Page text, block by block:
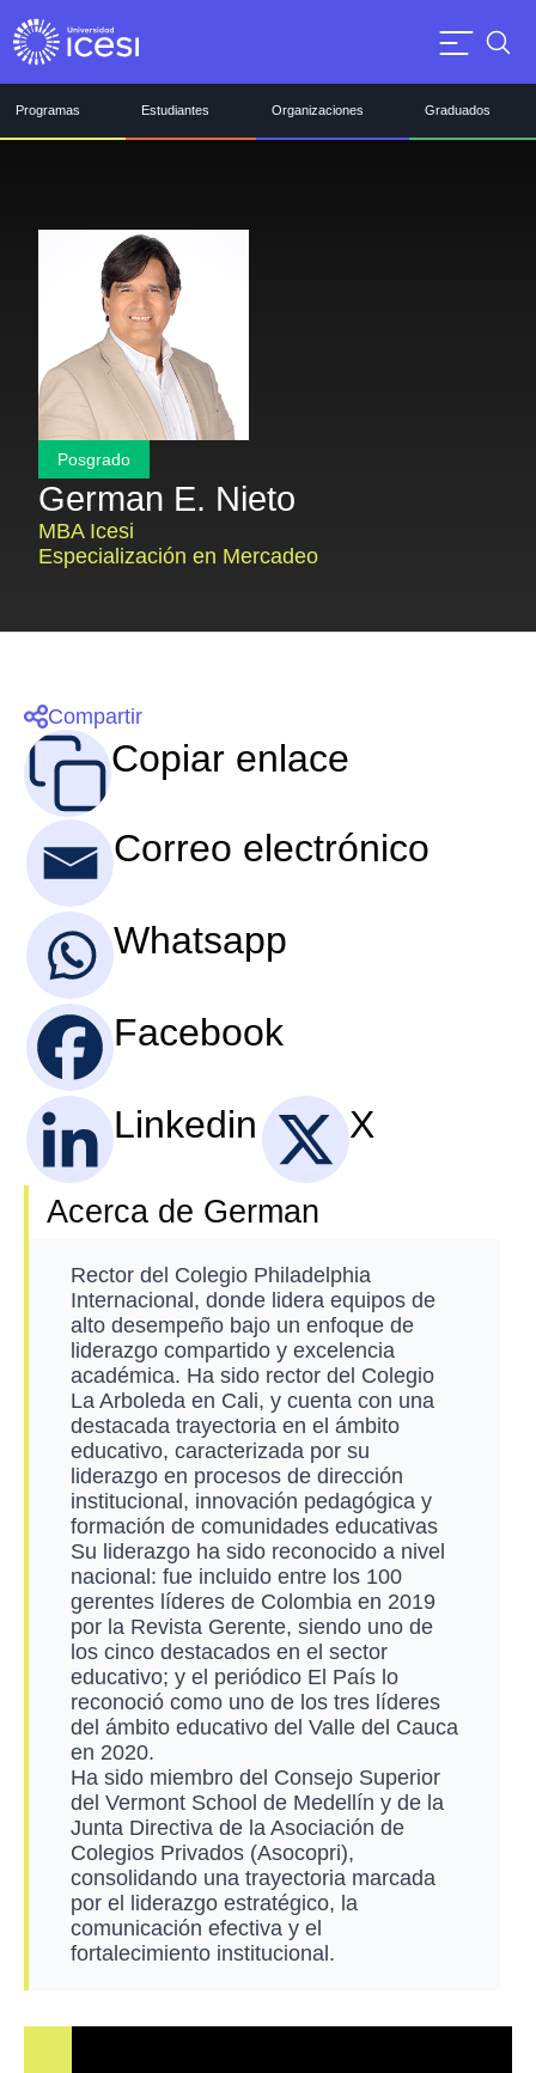
Programas Estudiantes Organizaciones Graduados
Posgrado
German E. Nieto
MBA Icesi
Especialización en Mercadeo
Compartir
Copiar enlace
Correo electrónico
Whatsapp
Facebook
Linkedin X
Acerca de German
Rector del Colegio Philadelphia
Internacional, donde lidera equipos de
alto desempeño bajo un enfoque de
liderazgo compartido y excelencia
académica. Ha sido rector del Colegio
La Arboleda en Cali, y cuenta con una
destacada trayectoria en el ámbito
educativo, caracterizada por su
liderazgo en procesos de dirección
institucional, innovación pedagógica y
formación de comunidades educativas
Su liderazgo ha sido reconocido a nivel
nacional: fue incluido entre los 100
gerentes líderes de Colombia en 2019
por la Revista Gerente, siendo uno de
los cinco destacados en el sector
educativo; y el periódico El País lo
reconoció como uno de los tres líderes
del ámbito educativo del Valle del Cauca
en 2020.
Ha sido miembro del Consejo Superior
del Vermont School de Medellín y de la
Junta Directiva de la Asociación de
Colegios Privados (Asocopri),
consolidando una trayectoria marcada
por el liderazgo estratégico, la
comunicación efectiva y el
fortalecimiento institucional.